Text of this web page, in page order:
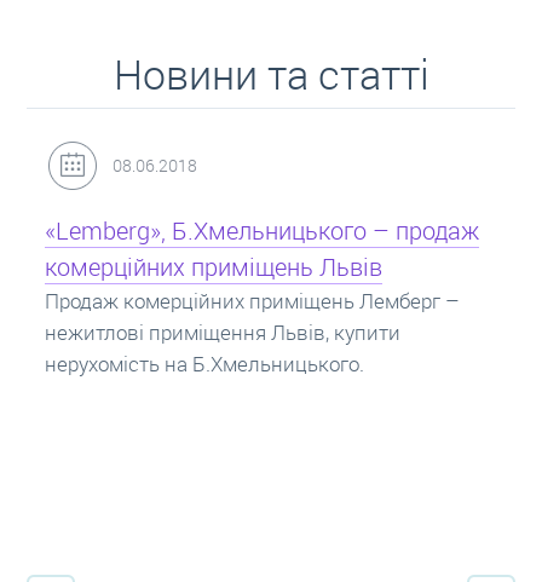
Новини та статті
31.05.2018
Кредит під заставу нерухомості: іпотека
Іпотека на квартиру – кредит на житло під
заставу нерухомості. Купити в іпотеку – що
потрібно знати? Консультація від Експертів
про іпотечні кредити.